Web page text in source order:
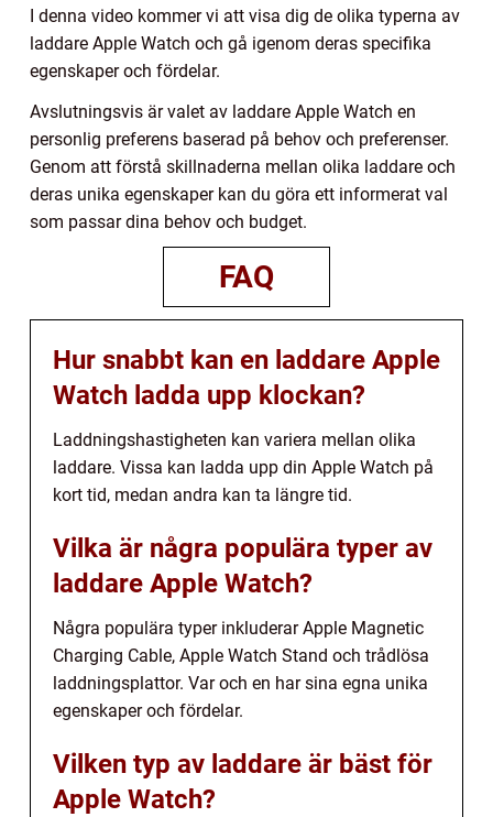
I denna video kommer vi att visa dig de olika typerna av
laddare Apple Watch och gå igenom deras specifika
egenskaper och fördelar.
Avslutningsvis är valet av laddare Apple Watch en
personlig preferens baserad på behov och preferenser.
Genom att förstå skillnaderna mellan olika laddare och
deras unika egenskaper kan du göra ett informerat val
som passar dina behov och budget.
FAQ
Hur snabbt kan en laddare Apple
Watch ladda upp klockan?
Laddningshastigheten kan variera mellan olika
laddare. Vissa kan ladda upp din Apple Watch på
kort tid, medan andra kan ta längre tid.
Vilka är några populära typer av
laddare Apple Watch?
Några populära typer inkluderar Apple Magnetic
Charging Cable, Apple Watch Stand och trådlösa
laddningsplattor. Var och en har sina egna unika
egenskaper och fördelar.
Vilken typ av laddare är bäst för
Apple Watch?